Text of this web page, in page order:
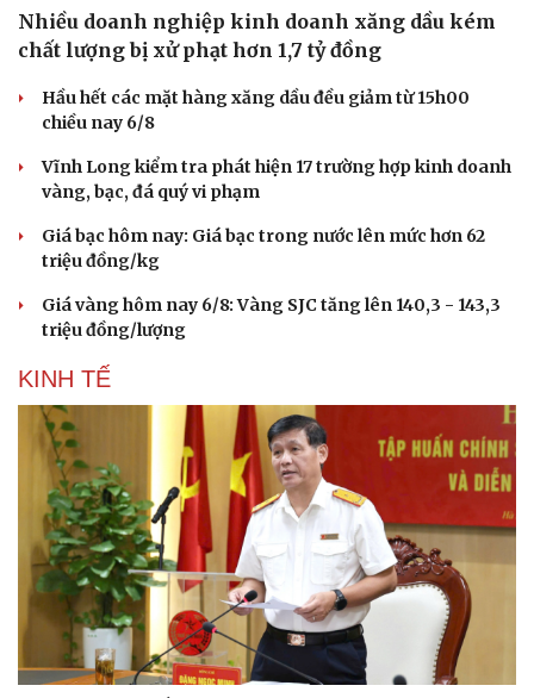
Nhiều doanh nghiệp kinh doanh xăng dầu kém
chất lượng bị xử phạt hơn 1,7 tỷ đồng
Hầu hết các mặt hàng xăng dầu đều giảm từ 15h00
chiều nay 6/8
Vĩnh Long kiểm tra phát hiện 17 trường hợp kinh doanh
vàng, bạc, đá quý vi phạm
Giá bạc hôm nay: Giá bạc trong nước lên mức hơn 62
triệu đồng/kg
Giá vàng hôm nay 6/8: Vàng SJC tăng lên 140,3 - 143,3
triệu đồng/lượng
KINH TẾ